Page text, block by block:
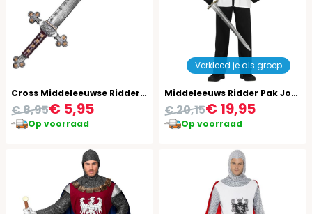
Cross Middeleeuwse Ridder Zwaard
€ 5,95
€ 8,95
Op voorraad
Verkleed je als groep
Middeleeuws Ridder Pak Jongens
€ 19,95
€ 20,15
Op voorraad